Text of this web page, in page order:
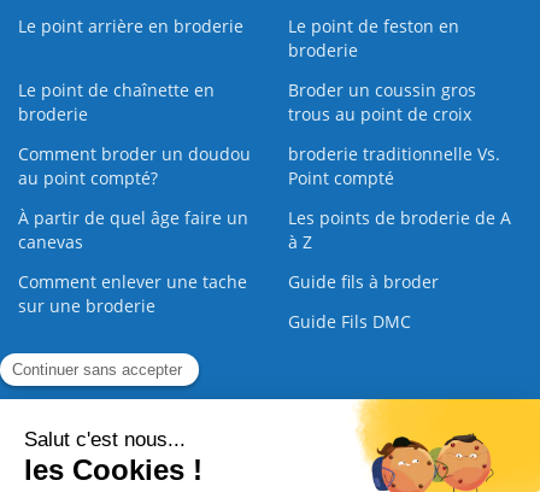
Le point arrière en broderie
Le point de feston en
broderie
Le point de chaînette en
broderie
Broder un coussin gros
trous au point de croix
Comment broder un doudou
au point compté?
broderie traditionnelle Vs.
Point compté
À partir de quel âge faire un
canevas
Les points de broderie de A
à Z
Comment enlever une tache
sur une broderie
Guide fils à broder
Guide Fils DMC
Guide de la Broderie